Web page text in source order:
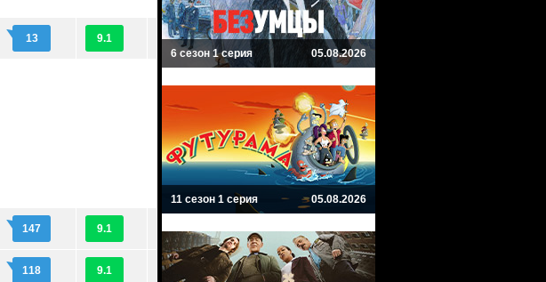
13 9.1
147 9.1
118 9.1
6 сезон 1 серия 05.08.2026
11 сезон 1 серия 05.08.2026